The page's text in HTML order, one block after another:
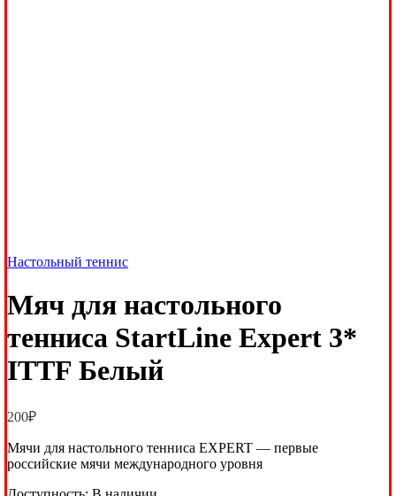
Настольный теннис
Мяч для настольного
тенниса StartLine Expert 3*
ITTF Белый
200₽
Мячи для настольного тенниса EXPERT — первые
российские мячи международного уровня